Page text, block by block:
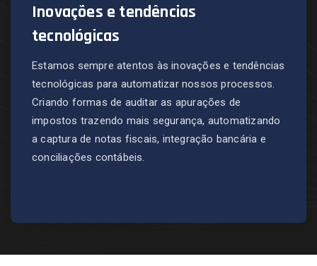
Inovações e tendências
tecnológicas
Estamos sempre atentos às inovações e tendências
tecnológicas para automatizar nossos processos.
Criando formas de auditar as apurações de
impostos trazendo mais segurança, automatizando
a captura de notas fiscais, integração bancária e
conciliações contábeis.